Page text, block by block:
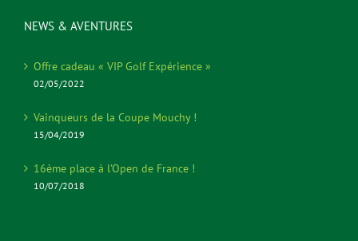
NEWS & AVENTURES
Offre cadeau « VIP Golf Expérience »
02/05/2022
Vainqueurs de la Coupe Mouchy !
15/04/2019
16ème place à l’Open de France !
10/07/2018